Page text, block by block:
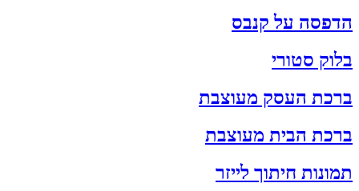
הדפסה על קנבס
בלוק סטורי
ברכת העסק מעוצבת
ברכת הבית מעוצבת
תמונות חיתוך לייזר